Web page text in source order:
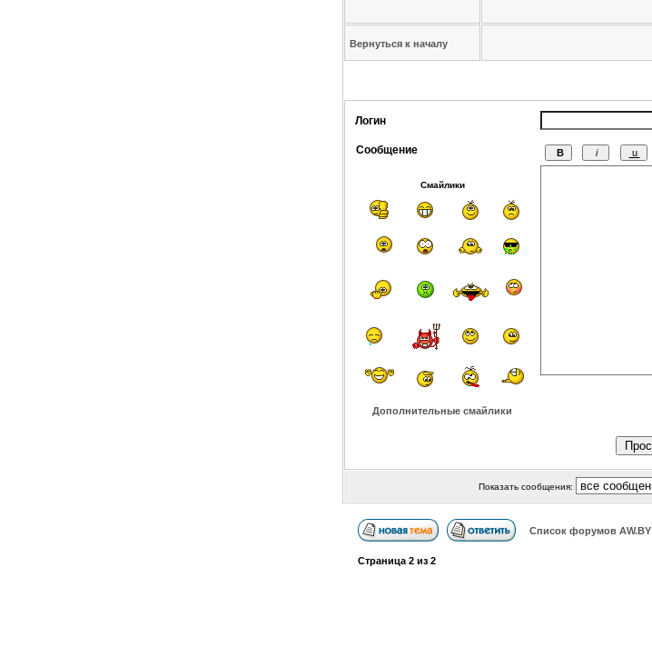
Вернуться к началу
Логин
Сообщение
Смайлики
Дополнительные смайлики
Показать сообщения:
Список форумов АW.BY
Страница 2 из 2